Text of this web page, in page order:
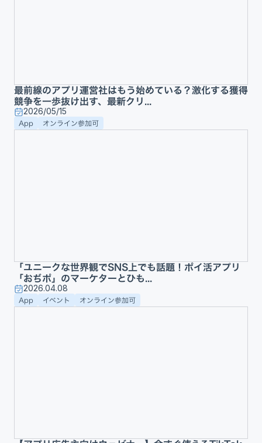
最前線のアプリ運営社はもう始めている？激化する獲得
競争を一歩抜け出す、最新クリ...
2026/05/15
App オンライン参加可
「ユニークな世界観でSNS上でも話題！ポイ活アプリ
「おぢポ」のマーケターとひも...
2026.04.08
App イベント オンライン参加可